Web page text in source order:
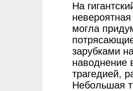
На
могла
зарубками
наводнение
трагедией,
Небольшая